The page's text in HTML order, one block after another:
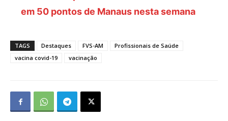
em 50 pontos de Manaus nesta semana
TAGS Destaques FVS-AM
Profissionais de Saúde
vacina covid-19
vacinação